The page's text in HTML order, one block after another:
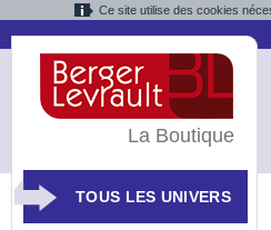
Ce site utilise des cookies
La Boutique
TOUS LES UNIVERS